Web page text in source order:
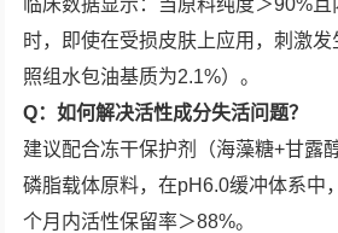
临床数据显示：当原料纯度＞90%
时，即使在受损皮肤上应用，刺激
照组水包油基质为2.1%）。
Q：如何解决活性成分失活问题？
建议配合冻干保护剂（海藻糖+甘露
磷脂载体原料，在pH6.0缓冲体系
个月内活性保留率＞88%。